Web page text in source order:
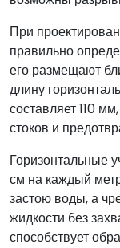
При
правильно
его размещают
длину
составляет 110
стоков и
Горизонтальные
см на каждый
застою воды, а
жидкости без
способствует